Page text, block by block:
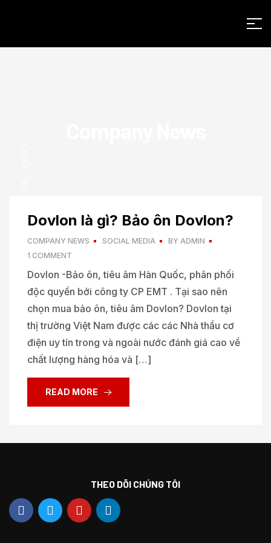
THÁNG 10 18, 2021Dovlon là gì? Bảo ôn Dovlon?
COMPANY NEWS SOCIAL MEDIA BY ADMIN
1 COMMENT
Dovlon -Bảo ôn, tiêu âm Hàn Quốc, phân phối
độc quyền bởi công ty CP EMT . Tại sao nên
chọn mua bảo ôn, tiêu âm Dovlon? Dovlon tại
thị trường Việt Nam được các các Nhà thầu cơ
điện uy tín trong và ngoài nước đánh giá cao về
chất lượng hàng hóa và […]
READ MORE
THEO DÕI CHÚNG TÔI